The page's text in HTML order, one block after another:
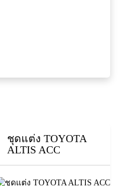
ชุดแต่ง TOYOTA
ALTIS ACC